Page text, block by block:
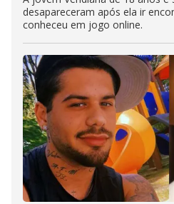
desapareceram após ela ir
conheceu em jogo online.